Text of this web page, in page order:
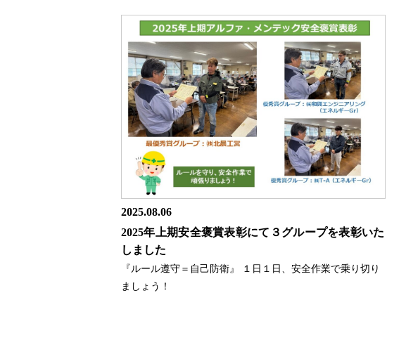
2025.08.06
2025年上期安全褒賞表彰にて３グループを表彰いた
しました
『ルール遵守＝自己防衛』 １日１日、安全作業で乗り切り
ましょう！